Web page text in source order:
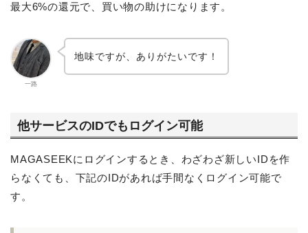
最大6%の還元で、買い物の助けになります。
一路
地味ですが、ありがたいです！
他サービスのIDでもログイン可能
MAGASEEKにログインするとき、わざわざ新しいIDを作
らなくても、下記のIDがあれば手間なくログイン可能で
す。